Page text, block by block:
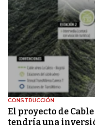
CONSTRUCCIÓN
El proyecto de
tendría una